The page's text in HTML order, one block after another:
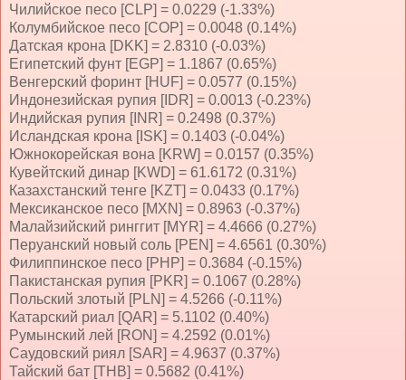
Чилийское песо [CLP] = 0.0229 (-1.33%)
Колумбийское песо [COP] = 0.0048 (0.14%)
Датская крона [DKK] = 2.8310 (-0.03%)
Египетский фунт [EGP] = 1.1867 (0.65%)
Венгерский форинт [HUF] = 0.0577 (0.15%)
Индонезийская рупия [IDR] = 0.0013 (-0.23%)
Индийская рупия [INR] = 0.2498 (0.37%)
Исландская крона [ISK] = 0.1403 (-0.04%)
Южнокорейская вона [KRW] = 0.0157 (0.35%)
Кувейтский динар [KWD] = 61.6172 (0.31%)
Казахстанский тенге [KZT] = 0.0433 (0.17%)
Мексиканское песо [MXN] = 0.8963 (-0.37%)
Малайзийский ринггит [MYR] = 4.4666 (0.27%)
Перуанский новый соль [PEN] = 4.6561 (0.30%)
Филиппинское песо [PHP] = 0.3684 (-0.15%)
Пакистанская рупия [PKR] = 0.1067 (0.28%)
Польский злотый [PLN] = 4.5266 (-0.11%)
Катарский риал [QAR] = 5.1102 (0.40%)
Румынский лей [RON] = 4.2592 (0.01%)
Саудовский риял [SAR] = 4.9637 (0.37%)
Тайский бат [THB] = 0.5682 (0.41%)